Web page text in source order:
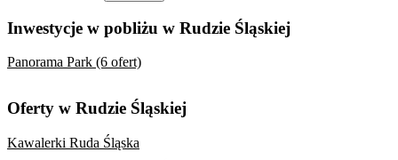
Inwestycje w pobliżu w Rudzie Śląskiej
Panorama Park (6 ofert)
Oferty w Rudzie Śląskiej
Kawalerki Ruda Śląska